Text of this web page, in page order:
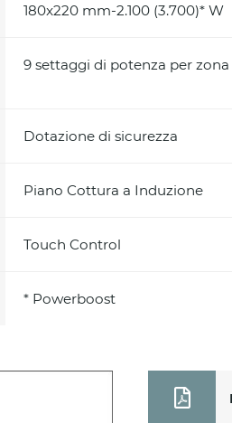
180x220 mm-2.100 (3.700)* W
9 settaggi di potenza per
Dotazione di sicurezza
Piano Cottura a Induzione
Touch Control
* Powerboost